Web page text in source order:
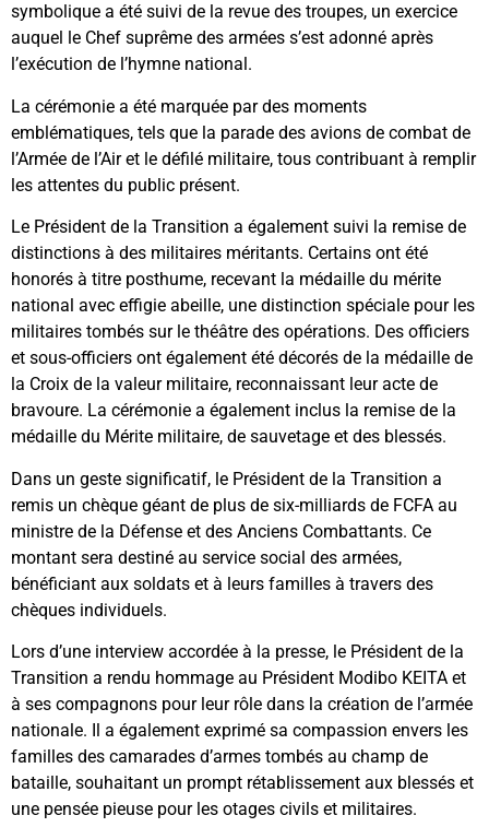
symbolique a été suivi de la revue des troupes, un exercice
auquel le Chef suprême des armées s’est adonné après
l’exécution de l’hymne national.
La cérémonie a été marquée par des moments
emblématiques, tels que la parade des avions de combat de
l’Armée de l’Air et le défilé militaire, tous contribuant à remplir
les attentes du public présent.
Le Président de la Transition a également suivi la remise de
distinctions à des militaires méritants. Certains ont été
honorés à titre posthume, recevant la médaille du mérite
national avec effigie abeille, une distinction spéciale pour les
militaires tombés sur le théâtre des opérations. Des officiers
et sous-officiers ont également été décorés de la médaille de
la Croix de la valeur militaire, reconnaissant leur acte de
bravoure. La cérémonie a également inclus la remise de la
médaille du Mérite militaire, de sauvetage et des blessés.
Dans un geste significatif, le Président de la Transition a
remis un chèque géant de plus de six-milliards de FCFA au
ministre de la Défense et des Anciens Combattants. Ce
montant sera destiné au service social des armées,
bénéficiant aux soldats et à leurs familles à travers des
chèques individuels.
Lors d’une interview accordée à la presse, le Président de la
Transition a rendu hommage au Président Modibo KEITA et
à ses compagnons pour leur rôle dans la création de l’armée
nationale. Il a également exprimé sa compassion envers les
familles des camarades d’armes tombés au champ de
bataille, souhaitant un prompt rétablissement aux blessés et
une pensée pieuse pour les otages civils et militaires.